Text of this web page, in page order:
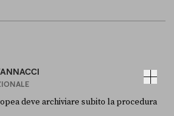
deve archiviare subito la procedura